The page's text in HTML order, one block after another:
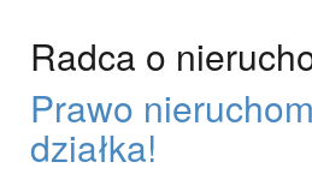
treściRadca o
Prawo
działka!